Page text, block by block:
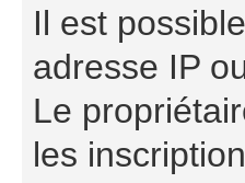
Il est
adresse IP
Le
les